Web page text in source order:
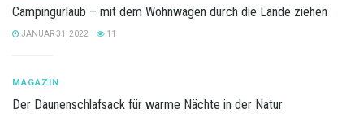
Campingurlaub – mit dem Wohnwagen durch die Lande ziehen
JANUAR 31, 2022 11
MAGAZIN
Der Daunenschlafsack für warme Nächte in der Natur